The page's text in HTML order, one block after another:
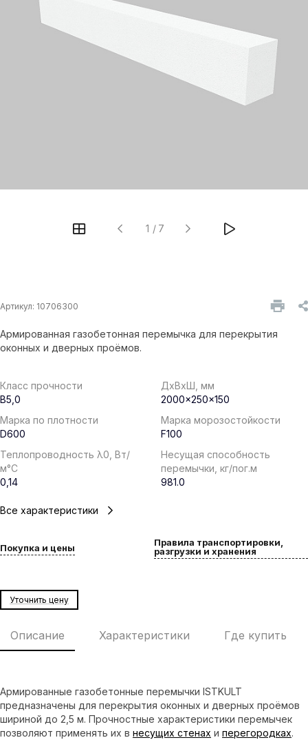
1 / 7
Артикул: 10706300
Армированная газобетонная перемычка для перекрытия
оконных и дверных проёмов.
Класс прочности
B5,0
ДхВхШ, мм
2000x250x150
Марка по плотности
D600
Марка морозостойкости
F100
Теплопроводность λ0, Вт/
м°С
0,14
Несущая способность
перемычки, кг/пог.м
981.0
Все характеристики
Покупка и цены
Правила транспортировки,
разгрузки и хранения
Уточнить цену
Описание Характеристики Где купить
Армированные газобетонные перемычки ISTKULT
предназначены для перекрытия оконных и дверных проёмов
шириной до 2,5 м. Прочностные характеристики перемычек
позволяют применять их в несущих стенах и перегородках.